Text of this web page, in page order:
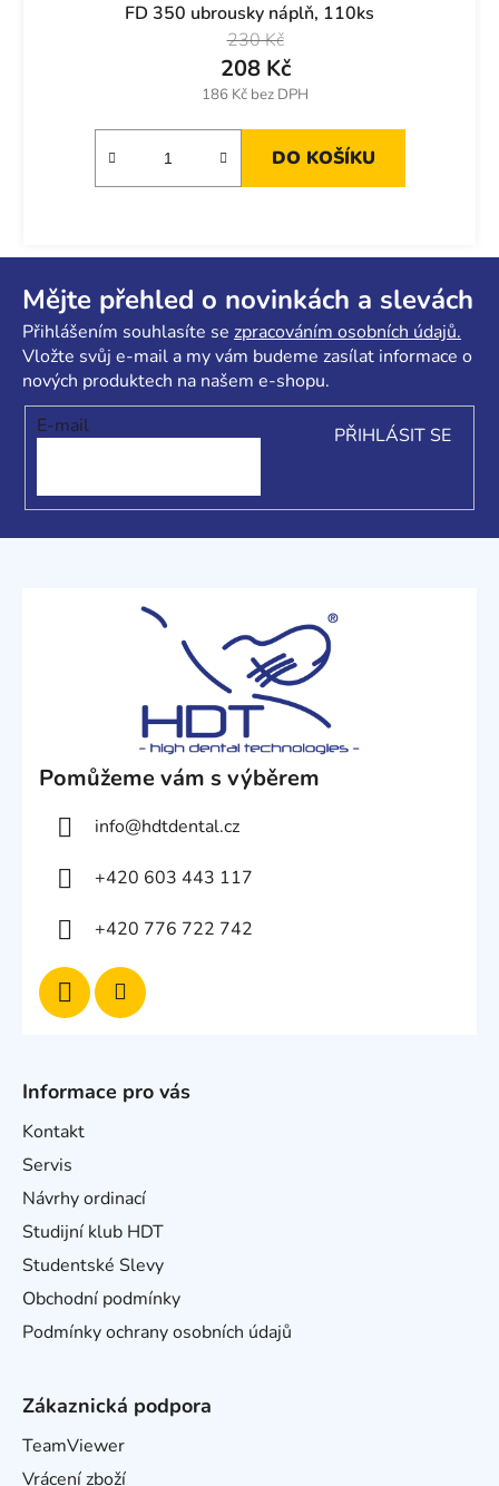
FD 350 ubrousky náplň, 110ks
186 Kč bez DPH
208 Kč
230 Kč
DO KOŠÍKU
Mějte přehled o novinkách a slevách
Přihlášením souhlasíte se zpracováním osobních údajů.
Vložte svůj e-mail a my vám budeme zasílat informace o
nových produktech na našem e-shopu.
E-mail
PŘIHLÁSIT SE
Pomůžeme vám s výběrem
info@hdtdental.cz
+420 603 443 117
+420 776 722 742
Informace pro vás
Kontakt
Servis
Návrhy ordinací
Studijní klub HDT
Studentské Slevy
Obchodní podmínky
Podmínky ochrany osobních údajů
Zákaznická podpora
TeamViewer
Vrácení zboží